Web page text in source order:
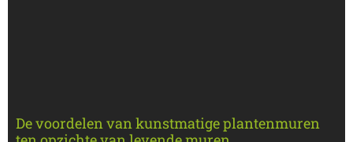
De voordelen van kunstmatige plantenmuren